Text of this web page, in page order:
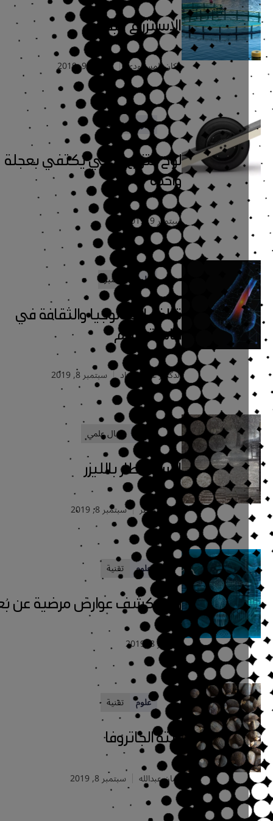
الاستزراع البحري..
راكان المسعودي سبتمبر 9, 2019
علوم تقنية
لوح التزلج الذكي يكتفي بعجلة
واحدة
سبتمبر 9, 2019
علوم مختبر
تداخل البيولوجيا والثقافة في
حاسة الشَّم
الدكتور غسان مراد سبتمبر 8, 2019
علوم خيال علمي
الاستمطار بالليزر
حسن الخاطر سبتمبر 8, 2019
علوم تقنية
رادار يكشف عوارض مرضية عن بُعد
سبتمبر 8, 2019
علوم تقنية
نبتة الجاتروفا
إيمان عبدالله سبتمبر 8, 2019